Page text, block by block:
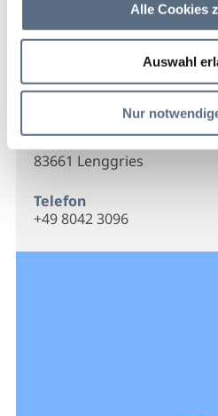
Alle Cookies
Auswahl
Nur
Kontakt
Näh- und
Ganterweg 66
83661 Lenggries
Telefon
+49 8042 3096